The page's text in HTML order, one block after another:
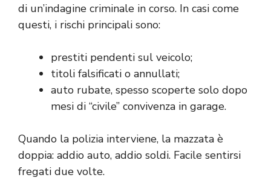
di un’indagine criminale in corso. In casi come
questi, i rischi principali sono:
prestiti pendenti sul veicolo;
titoli falsificati o annullati;
auto rubate, spesso scoperte solo dopo
mesi di “civile” convivenza in garage.
Quando la polizia interviene, la mazzata è
doppia: addio auto, addio soldi. Facile sentirsi
fregati due volte.